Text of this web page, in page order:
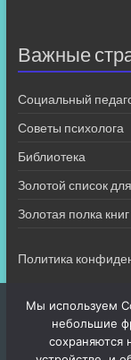
Важные
Социальный
Советы психолога
Библиотека
Золотой список
Золотая полка
Политика
Мы используем
небольшие